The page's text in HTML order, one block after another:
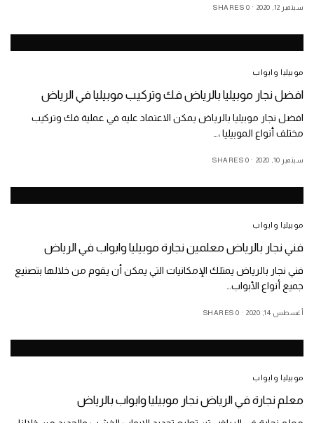
سبتمبر 12, 2020 0 SHARES
موبيليا وابواب
افضل نجار موبيليا بالرياض فك وتركيب موبيليا في الرياض
افضل نجار موبيليا بالرياض يمكن الاعتماد عليه في عملية فك وتركيب
مختلف أنواع الموبيليا ،…
سبتمبر 10, 2020 0 SHARES
موبيليا وابواب
فني نجار بالرياض معلمين نجارة موبيليا وابواب في الرياض
فني نجار بالرياض يمتلك الإمكانيات التي يمكن أن يقوم من خلالها بتصنيع
جميع أنواع الأبواب…
أغسطس 14, 2020 0 SHARES
موبيليا وابواب
معلم نجارة في الرياض نجار موبيليا وابواب بالرياض